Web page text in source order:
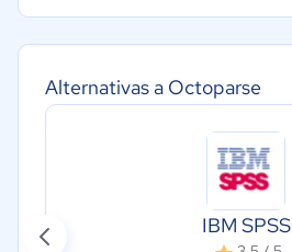
Alternativas a Octoparse
IBM SPSS